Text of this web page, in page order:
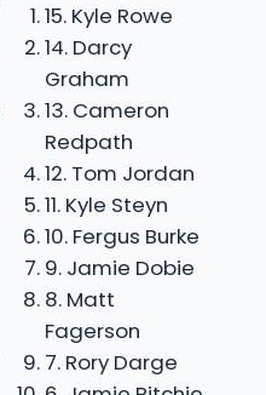
15. Kyle Rowe
14. Darcy
Graham
13. Cameron
Redpath
12. Tom Jordan
11. Kyle Steyn
10. Fergus Burke
9. Jamie Dobie
8. Matt
Fagerson
7. Rory Darge